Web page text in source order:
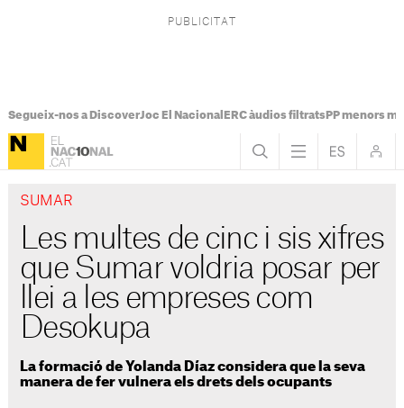
Segueix-nos a DiscoverJoc El Nacional ERC àudios filtratsPP menors
SUMAR
Les multes de cinc i sis xifres
que Sumar voldria posar per
llei a les empreses com
Desokupa
La formació de Yolanda Díaz considera que la seva
manera de fer vulnera els drets dels ocupants